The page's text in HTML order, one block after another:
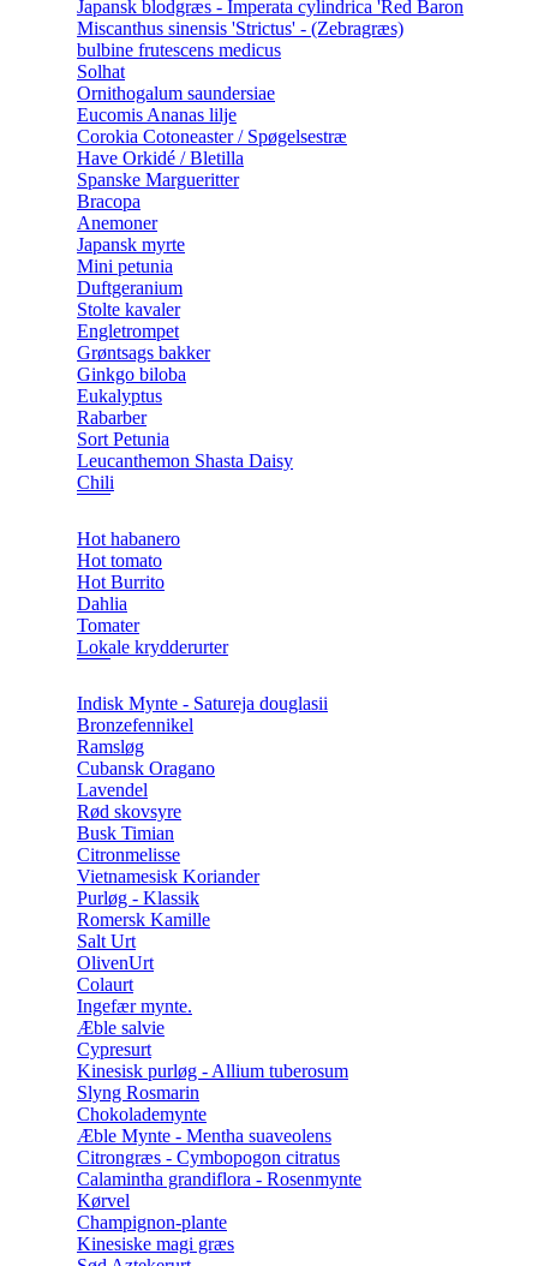
Japansk blodgræs - Imperata cylindrica 'Red Baron
Miscanthus sinensis 'Strictus' - (Zebragræs)
bulbine frutescens medicus
Solhat
Ornithogalum saundersiae
Eucomis Ananas lilje
Corokia Cotoneaster / Spøgelsestræ
Have Orkidé / Bletilla
Spanske Margueritter
Bracopa
Anemoner
Japansk myrte
Mini petunia
Duftgeranium
Stolte kavaler
Engletrompet
Grøntsags bakker
Ginkgo biloba
Eukalyptus
Rabarber
Sort Petunia
Leucanthemon Shasta Daisy
Chili
Hot habanero
Hot tomato
Hot Burrito
Dahlia
Tomater
Lokale krydderurter
Indisk Mynte - Satureja douglasii
Bronzefennikel
Ramsløg
Cubansk Oragano
Lavendel
Rød skovsyre
Busk Timian
Citronmelisse
Vietnamesisk Koriander
Purløg - Klassik
Romersk Kamille
Salt Urt
OlivenUrt
Colaurt
Ingefær mynte.
Æble salvie
Cypresurt
Kinesisk purløg - Allium tuberosum
Slyng Rosmarin
Chokolademynte
Æble Mynte - Mentha suaveolens
Citrongræs - Cymbopogon citratus
Calamintha grandiflora - Rosenmynte
Kørvel
Champignon-plante
Kinesiske magi græs